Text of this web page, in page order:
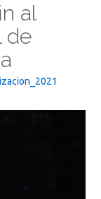
al
de